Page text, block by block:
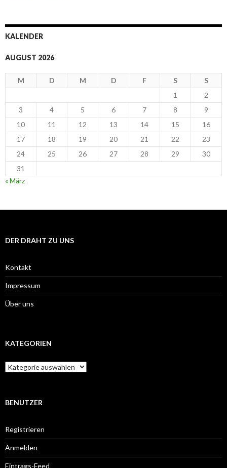
KALENDER
AUGUST 2026
M D M D F S
S
1
2
3
4 5 6 7 8
9
10
11 12 13 14 15
16
17
18 19 20 21 22
23
24
25 26 27 28 29
30
31
« März
DER DRAHT ZU UNS
Kontakt
Impressum
Über uns
KATEGORIEN
Kategorien
BENUTZER
Registrieren
Anmelden
Eintrags-Feed